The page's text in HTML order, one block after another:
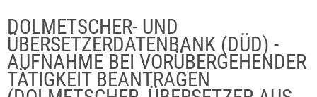
DOLMETSCHER- UND
ÜBERSETZERDATENBANK (DÜD) -
AUFNAHME BEI VORÜBERGEHENDER
TÄTIGKEIT BEANTRAGEN